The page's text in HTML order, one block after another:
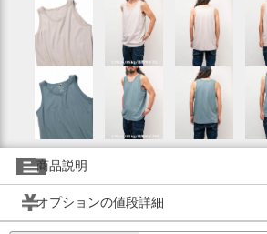
商品説明
オプションの値段詳細